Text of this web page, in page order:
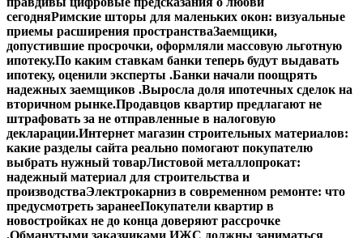
сегодняРимские шторы для маленьких окон: визуальные
приемы расширения пространстваЗаемщики,
допустившие просрочки, оформляли массовую льготную
ипотеку.По каким ставкам банки теперь будут выдавать
ипотеку, оценили эксперты .Банки начали поощрять
надежных заемщиков .Выросла доля ипотечных сделок на
вторичном рынке.Продавцов квартир предлагают не
штрафовать за не отправленные в налоговую
декларации.Интернет магазин строительных материалов:
какие разделы сайта реально помогают покупателю
выбрать нужный товарЛистовой металлопрокат:
надежный материал для строительства и
производстваЭлектрокарниз в современном ремонте: что
предусмотреть заранееПокупатели квартир в
новостройках не до конца доверяют рассрочке
.Обманутыми заказчиками ИЖС должны заниматься